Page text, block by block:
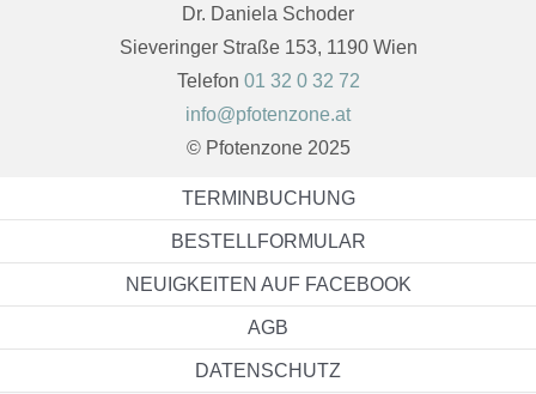
TERMINBUCHUNG
BESTELLFORMULAR
NEUIGKEITEN AUF FACEBOOK
Dr. Daniela Schoder
Sieveringer Straße 153, 1190 Wien
Telefon 01 32 0 32 72
info@pfotenzone.at
© Pfotenzone 2025
AGB
DATENSCHUTZ